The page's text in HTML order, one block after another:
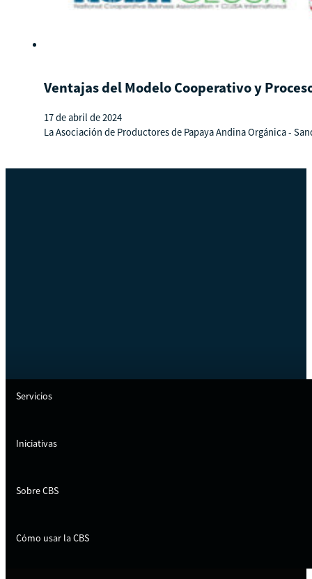
Ventajas del Modelo Cooperativo y
17 de abril de 2024
La Asociación de Productores de Papaya Andina Orgánica -
Servicios
Iniciativas
Sobre CBS
Cómo usar la CBS